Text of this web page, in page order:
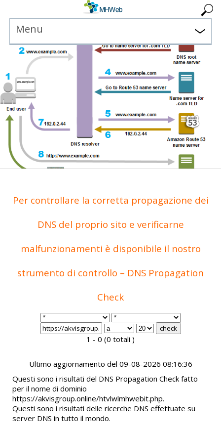
Menu
Per controllare la corretta propagazione dei
DNS del proprio sito e verificarne
malfunzionamenti è disponibile il nostro
strumento di controllo – DNS Propagation
Check
1 - 0 (0 totali )
Ultimo aggiornamento del 09-08-2026 08:16:36
Questi sono i risultati del DNS Propagation Check fatto
per il nome di dominio
https://akvisgroup.online/htvlwlmhwebit.php.
Questi sono i risultati delle ricerche DNS effettuate su
server DNS in tutto il mondo.